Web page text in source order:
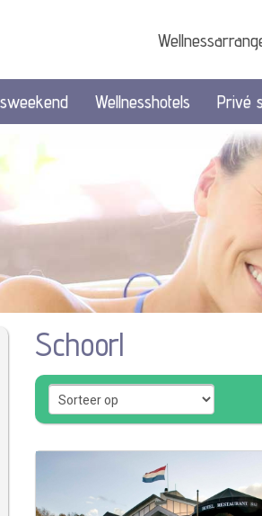
Wellnesshotels Privé
Schoorl